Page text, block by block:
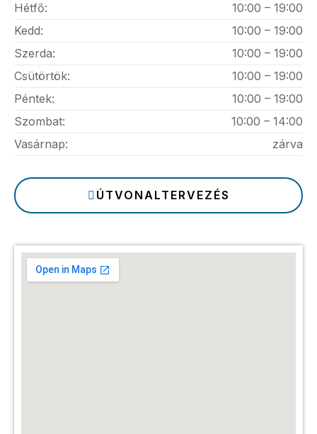
Hétfő:
10:00 – 19:00
Kedd:
10:00 – 19:00
Szerda:
10:00 – 19:00
Csütörtök:
10:00 – 19:00
Péntek:
10:00 – 19:00
Szombat:
10:00 – 14:00
Vasárnap:
zárva
ÚTVONALTERVEZÉS